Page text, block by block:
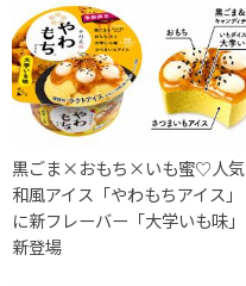
黒ごま×おもち×いも蜜♡人気
和風アイス「やわもちアイス」
に新フレーバー「大学いも味」
新登場